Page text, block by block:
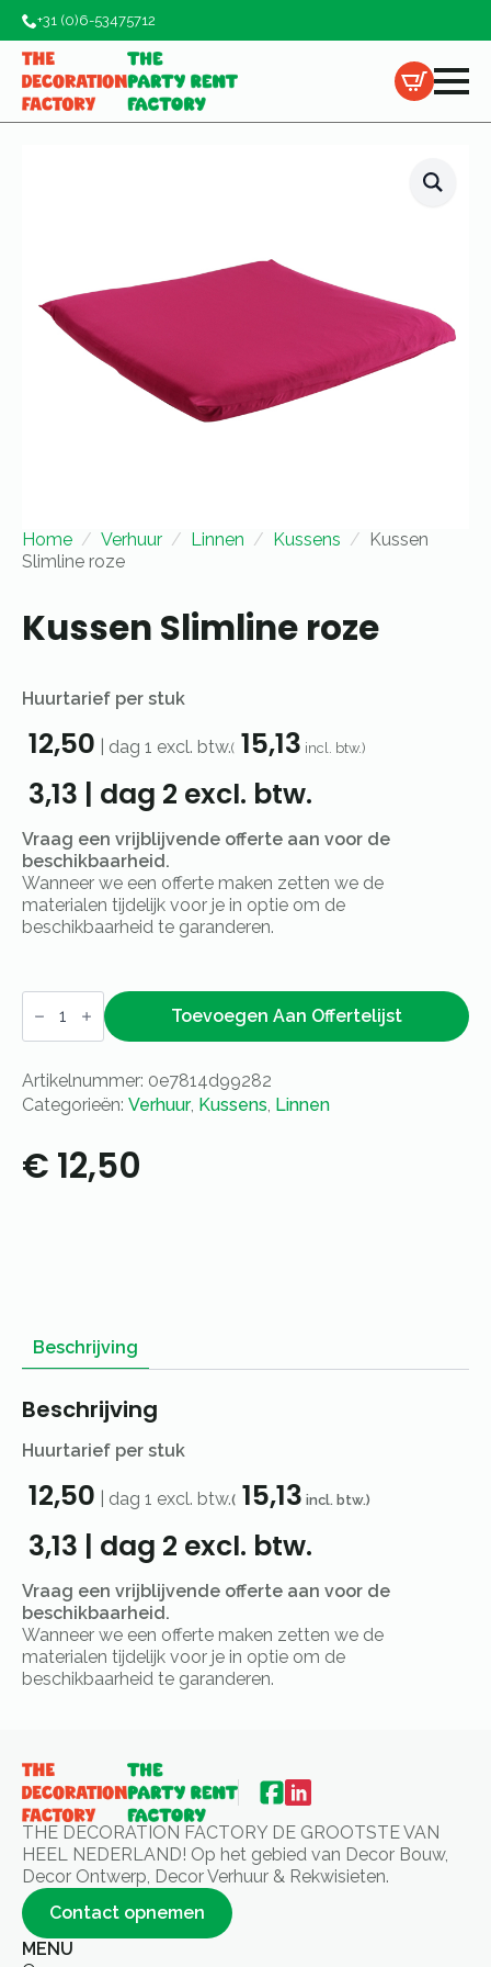
+31 (0)6-53475712
Home Verhuur Linnen Kussens
Kussen
Slimline roze
Kussen Slimline roze
Huurtarief per stuk
12,50 dag 1 excl. btw.( 15,13 incl. btw.)
3,13 | dag 2 excl. btw.
Vraag een vrijblijvende offerte aan voor de
beschikbaarheid.
Wanneer we een offerte maken zetten we de
materialen tijdelijk voor je in optie om de
beschikbaarheid te garanderen.
Kussen
Slimline
Toevoegen Aan Offertelijst
Artikelnummer: 0e7814d99282
Categorieën: Verhuur, Kussens, Linnen
€ 12,50
Beschrijving
Beschrijving
Huurtarief per stuk
12,50 dag 1 excl. btw.( 15,13 incl. btw.)
3,13 | dag 2 excl. btw.
Vraag een vrijblijvende offerte aan voor de
beschikbaarheid.
Wanneer we een offerte maken zetten we de
materialen tijdelijk voor je in optie om de
beschikbaarheid te garanderen.
THE DECORATION FACTORY DE GROOTSTE VAN
HEEL NEDERLAND! Op het gebied van Decor Bouw,
Decor Ontwerp, Decor Verhuur & Rekwisieten.
Contact opnemen
MENU